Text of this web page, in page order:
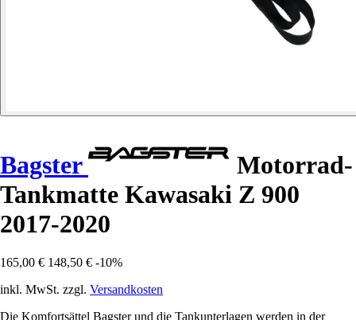
Bagster
Motorrad-
Tankmatte Kawasaki Z 900
2017-2020
165,00 € 148,50 € -10%
inkl. MwSt. zzgl. Versandkosten
Die Komfortsättel Bagster und die Tankunterlagen werden in der